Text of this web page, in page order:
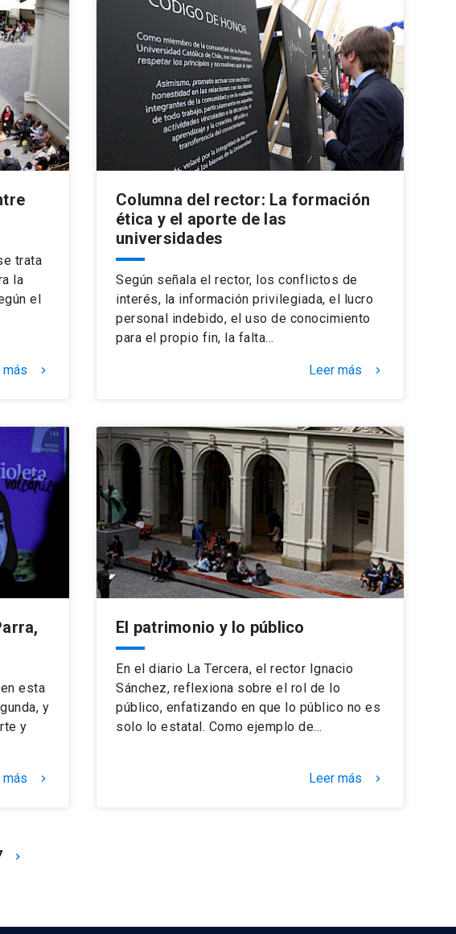
trata
la
el
más keyboard_arrow_right
Columna del rector: La formación
ética y el aporte de las
universidades
Según señala el rector, los conflictos de
interés, la información privilegiada, el lucro
personal indebido, el uso de conocimiento
para el propio fin, la falta…
Leer más keyboard_arrow_right
esta
y
y
más keyboard_arrow_right
El patrimonio y lo público
En el diario La Tercera, el rector Ignacio
Sánchez, reflexiona sobre el rol de lo
público, enfatizando en que lo público no es
solo lo estatal. Como ejemplo de…
Leer más keyboard_arrow_right
keyboard_arrow_right